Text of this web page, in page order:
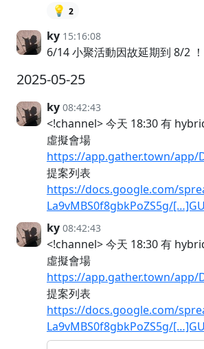
💡 2
ky 15:16:08
6/14 小聚活動因故延期到 8/2 ！
2025-05-25
ky 08:42:43
<!channel> 今天 18:30 有
虛擬會場
https://app.gather.town/app/
提案列表
https://docs.google.com/
La9vMBS0f8gbkPoZS5g/
ky 08:42:43
<!channel> 今天 18:30 有
虛擬會場
https://app.gather.town/app/
提案列表
https://docs.google.com/
La9vMBS0f8gbkPoZS5g/